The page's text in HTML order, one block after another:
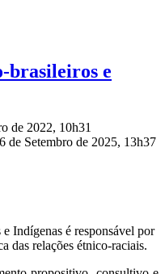
brasileiros e
de 2022, 10h31
de Setembro de 2025, 13h37
Indígenas é responsável por
das relações étnico-raciais.